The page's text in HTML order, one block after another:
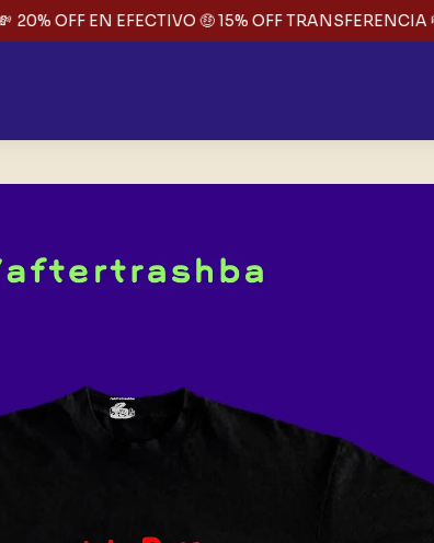
20% OFF EN EFECTIVO 🤑 15% OFF TRANSFERENCIA 💸